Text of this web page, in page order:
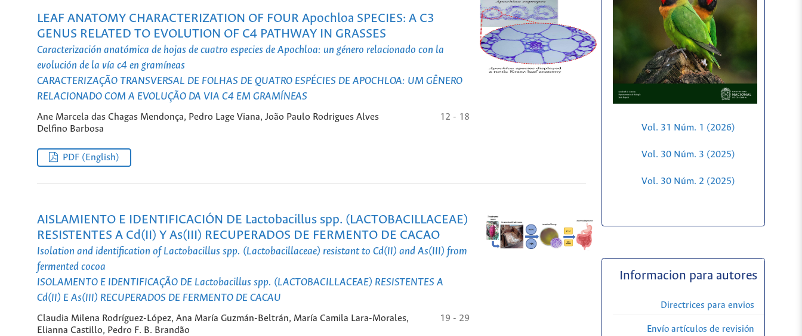
LEAF ANATOMY CHARACTERIZATION OF FOUR Apochloa SPECIES: A C3
GENUS RELATED TO EVOLUTION OF C4 PATHWAY IN GRASSES
Caracterización anatómica de hojas de cuatro especies de Apochloa: un género relacionado con la
evolución de la vía c4 en gramíneas
CARACTERIZAÇÃO TRANSVERSAL DE FOLHAS DE QUATRO ESPÉCIES DE APOCHLOA: UM GÊNERO
RELACIONADO COM A EVOLUÇÃO DA VIA C4 EM GRAMÍNEAS
Ane Marcela das Chagas Mendonça, Pedro Lage Viana, João Paulo Rodrigues Alves
Delfino Barbosa
12 - 18
PDF (English)
AISLAMIENTO E IDENTIFICACIÓN DE Lactobacillus spp. (LACTOBACILLACEAE)
RESISTENTES A Cd(II) Y As(III) RECUPERADOS DE FERMENTO DE CACAO
Isolation and identification of Lactobacillus spp. (Lactobacillaceae) resistant to Cd(II) and As(III) from
fermented cocoa
ISOLAMENTO E IDENTIFICAÇÃO DE Lactobacillus spp. (LACTOBACILLACEAE) RESISTENTES A
Cd(II) E As(III) RECUPERADOS DE FERMENTO DE CACAU
Claudia Milena Rodríguez-López, Ana María Guzmán-Beltrán, María Camila Lara-Morales,
Elianna Castillo, Pedro F. B. Brandão
19 - 29
Vol. 31 Núm. 1 (2026)
Vol. 30 Núm. 3 (2025)
Vol. 30 Núm. 2 (2025)
Informacion para autores
Directrices para envios
Envío artículos de revisión